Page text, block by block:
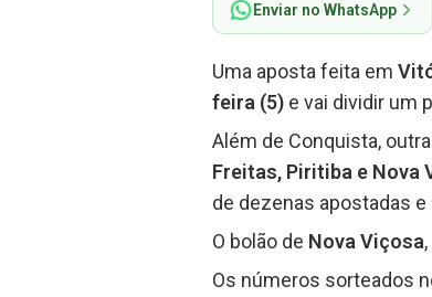
Enviar no WhatsApp
Uma aposta feita em
feira (5) e vai dividir um
Além de Conquista,
Freitas, Piritiba e Nova
de dezenas apostadas
O bolão de Nova Viçosa
Os números sorteados